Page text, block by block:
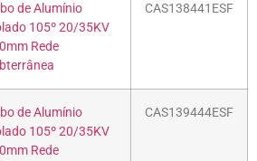
de Alumínio
105º 20/35KV
Rede
CAS138441ESF
de Alumínio
105º 20/35KV
Rede
CAS139444ESF